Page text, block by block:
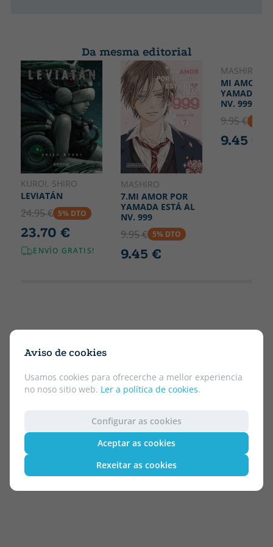
Aviso de cookies
Usamos cookies para ofrecerche a mellor experiencia
no noso sitio web. Ler a política de cookies.
Configurar as cookies
Aceptar as cookies
Rexeitar as cookies
Da mesma editorial
KUROI, SHIRO
LEVIATÁN
24.95 € 5% DTO
23.70 €
ENVÍO GRATIS!
MASHIRO
7.MI AMOR POR
YAMADA ESTÁ AL
NV. 999
9.95 € 5% DTO
9.45 €
MASHIRO
MI AMOR
YAMADA
NV. 999 6
9.95 €
9.45 €